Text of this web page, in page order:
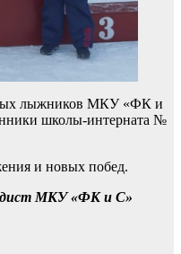
лыжников МКУ «ФК и
школы-интерната №
и новых побед.
МКУ «ФК и С»